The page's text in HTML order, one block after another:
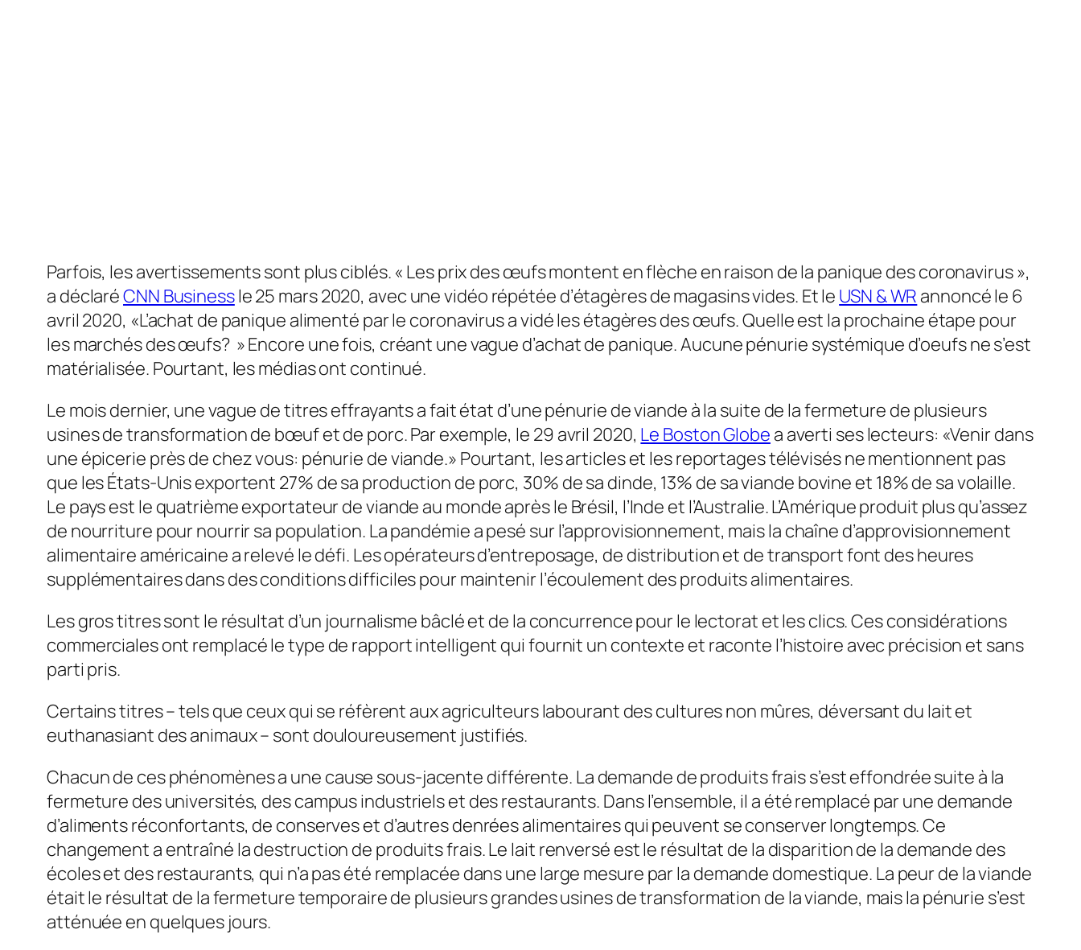
Parfois, les avertissements sont plus ciblés. « Les prix des œufs montent en flèche en raison de la panique des coronavirus »,
a déclaréCNN Businessle 25 mars 2020, avec une vidéo répétée d’étagères de magasins vides. Et le USN & WR annoncé le 6
avril 2020, «L’achat de panique alimenté par le coronavirus a vidé les étagères des œufs. Quelle est la prochaine étape pour
les marchés des œufs? » Encore une fois, créant une vague d’achat de panique. Aucune pénurie systémique d’oeufs ne s’est
matérialisée. Pourtant, les médias ont continué.
Le mois dernier, une vague de titres effrayants a fait état d’une pénurie de viande à la suite de la fermeture de plusieurs
usines de transformation de bœuf et de porc. Par exemple, le 29 avril 2020, Le Boston Globe a averti ses lecteurs: «Venir dans
une épicerie près de chez vous: pénurie de viande.» Pourtant, les articles et les reportages télévisés ne mentionnent pas
que les États-Unis exportent 27% de sa production de porc, 30% de sa dinde, 13% de sa viande bovine et 18% de sa volaille.
Le pays est le quatrième exportateur de viande au monde après le Brésil, l’Inde et l’Australie. L’Amérique produit plus qu’assez
de nourriture pour nourrir sa population. La pandémie a pesé sur l’approvisionnement, mais la chaîne d’approvisionnement
alimentaire américaine a relevé le défi. Les opérateurs d’entreposage, de distribution et de transport font des heures
supplémentaires dans des conditions difficiles pour maintenir l’écoulement des produits alimentaires.
Les gros titres sont le résultat d’un journalisme bâclé et de la concurrence pour le lectorat et les clics. Ces considérations
commerciales ont remplacé le type de rapport intelligent qui fournit un contexte et raconte l’histoire avec précision et sans
parti pris.
Certains titres – tels que ceux qui se réfèrent aux agriculteurs labourant des cultures non mûres, déversant du lait et
euthanasiant des animaux – sont douloureusement justifiés.
Chacun de ces phénomènes a une cause sous-jacente différente. La demande de produits frais s’est effondrée suite à la
fermeture des universités, des campus industriels et des restaurants. Dans l’ensemble, il a été remplacé par une demande
d’aliments réconfortants, de conserves et d’autres denrées alimentaires qui peuvent se conserver longtemps. Ce
changement a entraîné la destruction de produits frais. Le lait renversé est le résultat de la disparition de la demande des
écoles et des restaurants, qui n’a pas été remplacée dans une large mesure par la demande domestique. La peur de la viande
était le résultat de la fermeture temporaire de plusieurs grandes usines de transformation de la viande, mais la pénurie s’est
atténuée en quelques jours.